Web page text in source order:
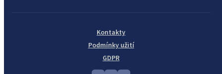
Kontakty
Podmínky užití
GDPR